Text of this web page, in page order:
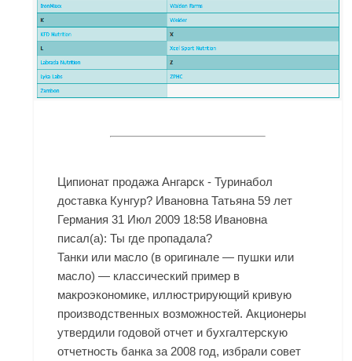
Ципионат продажа Ангарск - Туринабол
доставка Кунгур? Ивановна Татьяна 59 лет
Германия 31 Июл 2009 18:58 Ивановна
писал(а): Ты где пропадала?
Танки или масло (в оригинале — пушки или
масло) — классический пример в
макроэкономике, иллюстрирующий кривую
производственных возможностей. Акционеры
утвердили годовой отчет и бухгалтерскую
отчетность банка за 2008 год, избрали совет